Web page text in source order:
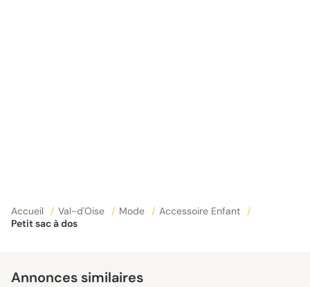
Accueil / Val-d'Oise / Mode / Accessoire Enfant
/
Petit sac à dos
Annonces similaires